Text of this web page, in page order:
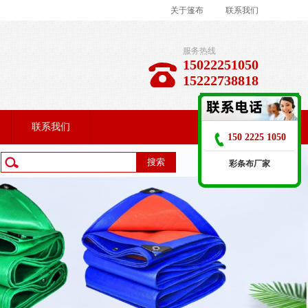
关于篷布 联系我们
服务热线
15022251050
15222738818
联系我们
150 2225 1050
彩条布厂家